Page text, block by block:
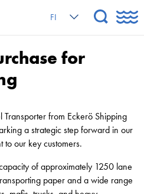
FI
for
from Eckerö Shipping
a strategic step forward in our
to our key customers.
of approximately 1250 lane
paper and a wide range